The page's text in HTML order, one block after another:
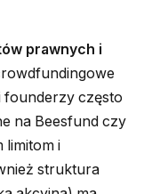
prawnych i
founderzy często
na Beesfund czy
limitom i
struktura